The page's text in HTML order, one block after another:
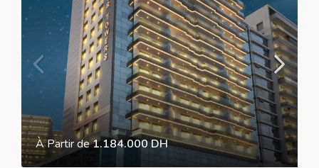
À Partir de1.184.000 DH